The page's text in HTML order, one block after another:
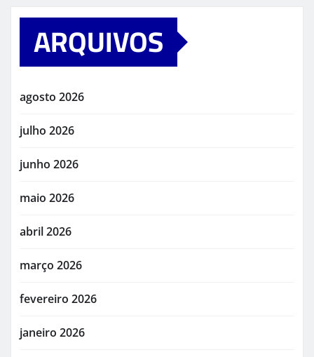
ARQUIVOS
agosto 2026
julho 2026
junho 2026
maio 2026
abril 2026
março 2026
fevereiro 2026
janeiro 2026